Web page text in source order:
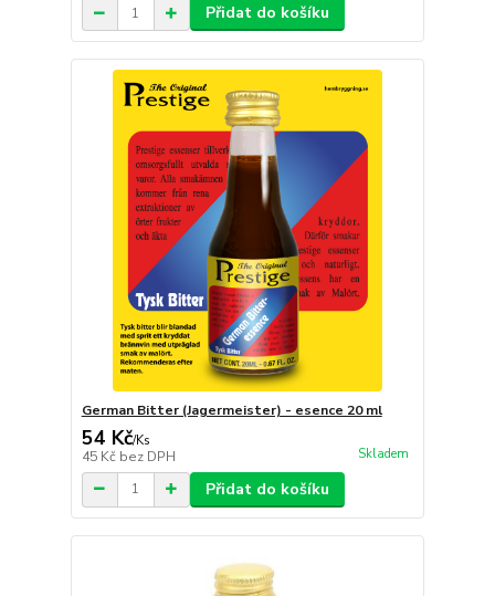
Přidat do košíku
German Bitter (Jagermeister) - esence 20 ml
54 Kč/Ks
45 Kč bez DPH Skladem
Přidat do košíku